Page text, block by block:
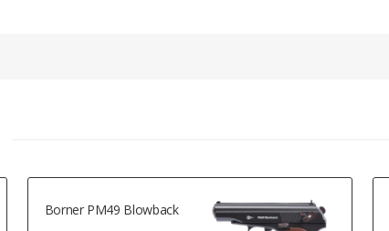
Borner PM49 Blowback